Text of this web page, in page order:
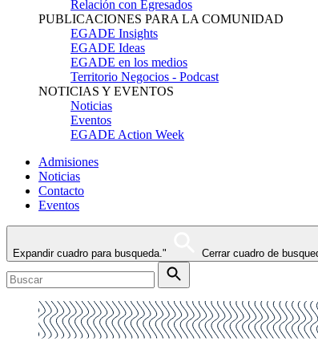
Relación con Egresados
PUBLICACIONES PARA LA COMUNIDAD
EGADE Insights
EGADE Ideas
EGADE en los medios
Territorio Negocios - Podcast
NOTICIAS Y EVENTOS
Noticias
Eventos
EGADE Action Week
Admisiones
Noticias
Contacto
Eventos
Expandir cuadro para busqueda." Cerrar cuadro de